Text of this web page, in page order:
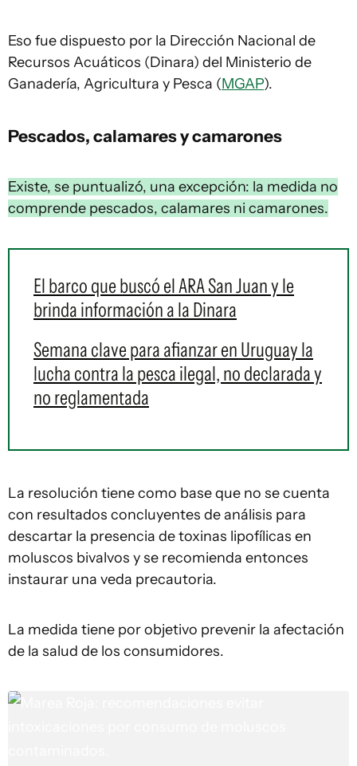
Eso fue dispuesto por la Dirección Nacional de
Recursos Acuáticos (Dinara) del Ministerio de
Ganadería, Agricultura y Pesca (MGAP).
Pescados, calamares y camarones
Existe, se puntualizó, una excepción: la medida no
comprende pescados, calamares ni camarones.
El barco que buscó el ARA San Juan y le
brinda información a la Dinara
Semana clave para afianzar en Uruguay la
lucha contra la pesca ilegal, no declarada y
no reglamentada
La resolución tiene como base que no se cuenta
con resultados concluyentes de análisis para
descartar la presencia de toxinas lipofílicas en
moluscos bivalvos y se recomienda entonces
instaurar una veda precautoria.
La medida tiene por objetivo prevenir la afectación
de la salud de los consumidores.